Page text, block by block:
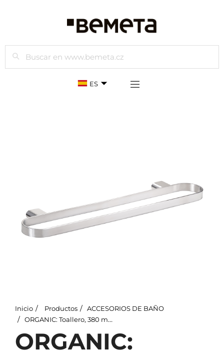
Buscar
ES
Inicio Productos
ACCESORIOS DE BAÑO
ORGANIC: Toallero, 380 mm, doble
ORGANIC: